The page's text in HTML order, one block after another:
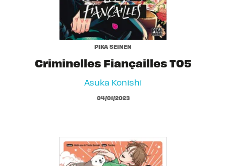
PIKA SEINEN
Criminelles Fiançailles T05
Asuka Konishi
04/01/2023